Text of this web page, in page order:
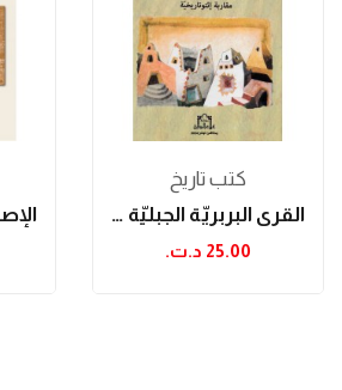
كتب تاريخ
القرى البربريّة الجبليّة في تونس خلال العهد الحديث
25.00 د.ت.‏